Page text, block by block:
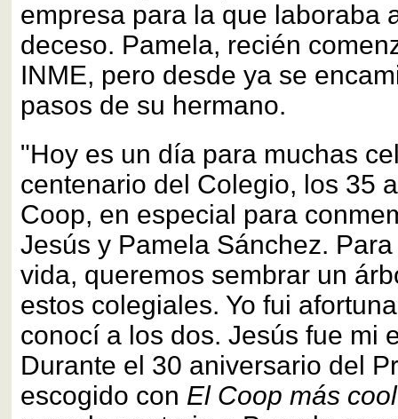
empresa para la que laboraba
deceso. Pamela, recién
INME, pero desde ya se
pasos de su hermano.
"Hoy es un día para muchas
centenario del Colegio, los 35
Coop, en especial para
Jesús y Pamela Sánchez.
vida, queremos sembrar un
estos colegiales. Yo fui
conocí a los dos. Jesús fue mi
Durante el 30 aniversario del
escogido con El Coop más cool